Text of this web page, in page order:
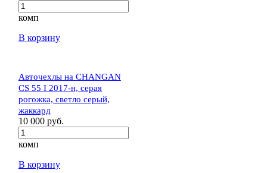
комп
В корзину
Авточехлы на CHANGAN
CS 55 I 2017-н, серая
рогожка, светло серый,
жаккард
10 000 руб.
комп
В корзину